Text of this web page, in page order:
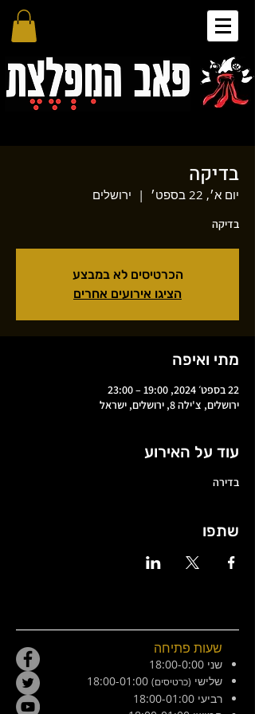
בדיקה
יום א׳, 22 בספט׳
  |
ירושלים
בדיקה
הכרטיסים לא במבצע
הציגו אירועים אחרים
מתי ואיפה
22 בספט׳ 2024, 19:00 – 23:00
ירושלים, צ'ילה 8, ירושלים, ישראל
עוד על האירוע
בדירה
שתפו
שעות פתיחה
שני 18:00-0:00
שלישי (כרטיסים)
רביעי 18:00-01:00